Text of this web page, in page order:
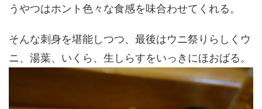
うやつはホント色々な食感を味合わせてくれる。
そんな刺身を堪能しつつ、最後はウニ祭りらしくウ
ニ、湯葉、いくら、生しらすをいっきにほおばる。